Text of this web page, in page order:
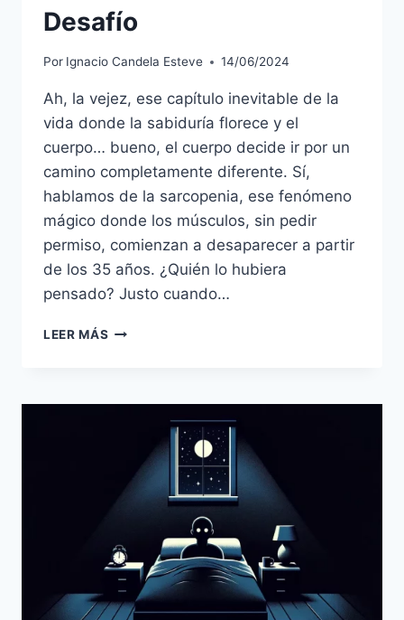
Desafío
Por Ignacio Candela Esteve 14/06/2024
Ah, la vejez, ese capítulo inevitable de la
vida donde la sabiduría florece y el
cuerpo… bueno, el cuerpo decide ir por un
camino completamente diferente. Sí,
hablamos de la sarcopenia, ese fenómeno
mágico donde los músculos, sin pedir
permiso, comienzan a desaparecer a partir
de los 35 años. ¿Quién lo hubiera
pensado? Justo cuando…
LEER MÁS EL
MÚSCULO:
EDAD
HACE
DE
UN
DESAFÍO